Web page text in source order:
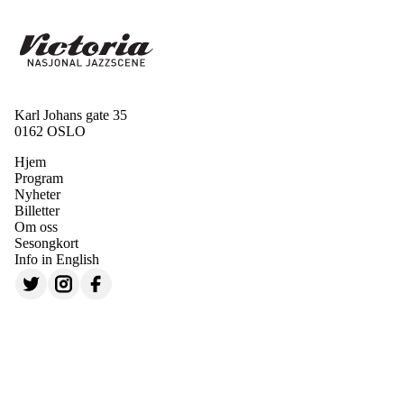
Karl Johans gate 35
0162 OSLO
Hjem
Program
Nyheter
Billetter
Om oss
Sesongkort
Info in English